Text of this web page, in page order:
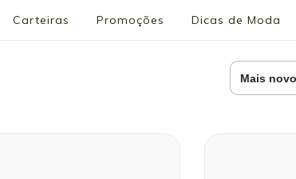
Carteiras Promoções Dicas de Moda